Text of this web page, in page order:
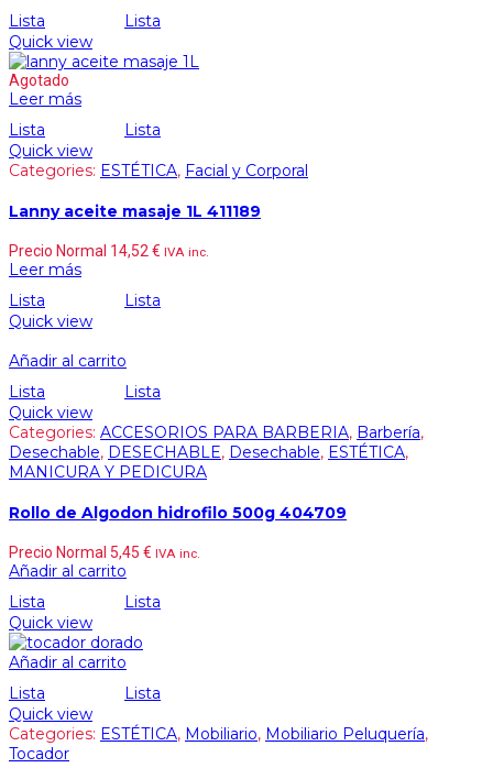
Lista
Lista
Quick view
Agotado
Leer más
Lista
Lista
Quick view
Categories: ESTÉTICA, Facial y Corporal
Lanny aceite masaje 1L 411189
Precio Normal 14,52 € IVA inc.
Leer más
Lista
Lista
Quick view
Añadir al carrito
Lista
Lista
Quick view
Categories: ACCESORIOS PARA BARBERIA, Barbería,
Desechable, DESECHABLE, Desechable, ESTÉTICA,
MANICURA Y PEDICURA
Rollo de Algodon hidrofilo 500g 404709
Precio Normal 5,45 € IVA inc.
Añadir al carrito
Lista
Lista
Quick view
Añadir al carrito
Lista
Lista
Quick view
Categories: ESTÉTICA, Mobiliario, Mobiliario Peluquería,
Tocador